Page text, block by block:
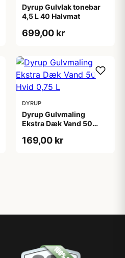
Dyrup Gulvlak tonebar
4,5 L 40 Halvmat
699,00 kr
DYRUP
Dyrup Gulvmaling
Ekstra Dæk Vand 50
169,00 kr